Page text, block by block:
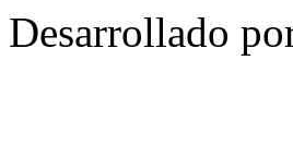
Desarrollado